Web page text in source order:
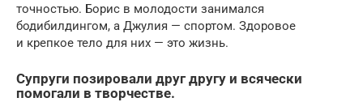
точностью. Борис в молодости занимался
бодибилдингом, а Джулия — спортом. Здоровое
и крепкое тело для них — это жизнь.
Супруги позировали друг другу и всячески
помогали в творчестве.